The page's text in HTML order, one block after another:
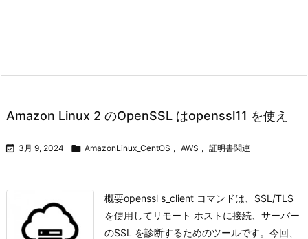
Amazon Linux 2 のOpenSSL はopenssl11 を使え
 3月 9, 2024  AmazonLinux_CentOS , AWS , 証明書関連
概要openssl s_client コマンドは、SSL/TLS
を使用してリモート ホストに接続、サーバー
のSSL を診断するためのツールです。 今回、